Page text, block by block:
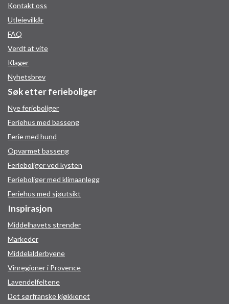
Kontakt oss
Utleievilkår
FAQ
Verdt at vite
Klager
Nyhetsbrev
Søk etter ferieboliger
Nye ferieboliger
Feriehus med basseng
Ferie med hund
Opvarmet basseng
Ferieboliger ved kysten
Ferieboliger med klimaanlegg
Feriehus med sjøutsikt
Inspirasjon
Middelhavets strender
Markeder
Middelalderbyene
Vinregioner i Provence
Lavendelfeltene
Det sørfranske kjøkkenet